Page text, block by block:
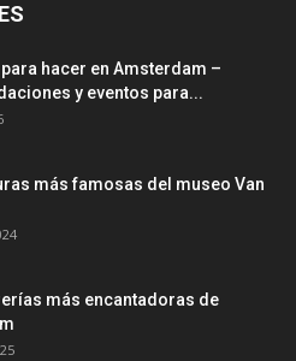
hacer en Amsterdam –
y eventos para...
más famosas del museo Van
más encantadoras de